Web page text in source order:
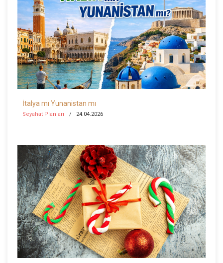
İtalya mı Yunanistan mı
Seyahat Planları 24.04.2026